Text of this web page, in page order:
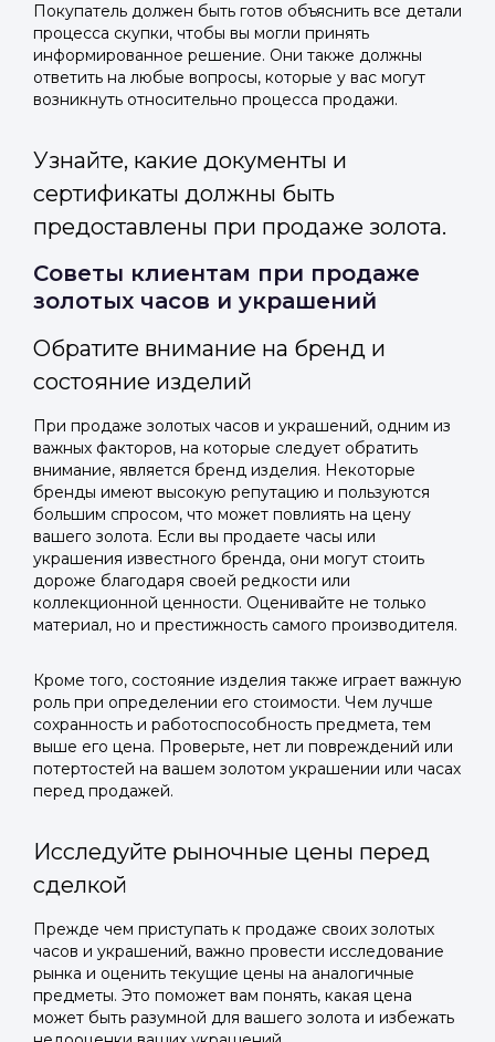
Покупатель должен быть готов объяснить все детали
процесса скупки, чтобы вы могли принять
информированное решение. Они также должны
ответить на любые вопросы, которые у вас могут
возникнуть относительно процесса продажи.
Узнайте, какие документы и
сертификаты должны быть
предоставлены при продаже золота.
Советы клиентам при продаже
золотых часов и украшений
Обратите внимание на бренд и
состояние изделий
При продаже золотых часов и украшений, одним из
важных факторов, на которые следует обратить
внимание, является бренд изделия. Некоторые
бренды имеют высокую репутацию и пользуются
большим спросом, что может повлиять на цену
вашего золота. Если вы продаете часы или
украшения известного бренда, они могут стоить
дороже благодаря своей редкости или
коллекционной ценности. Оценивайте не только
материал, но и престижность самого производителя.
Кроме того, состояние изделия также играет важную
роль при определении его стоимости. Чем лучше
сохранность и работоспособность предмета, тем
выше его цена. Проверьте, нет ли повреждений или
потертостей на вашем золотом украшении или часах
перед продажей.
Исследуйте рыночные цены перед
сделкой
Прежде чем приступать к продаже своих золотых
часов и украшений, важно провести исследование
рынка и оценить текущие цены на аналогичные
предметы. Это поможет вам понять, какая цена
может быть разумной для вашего золота и избежать